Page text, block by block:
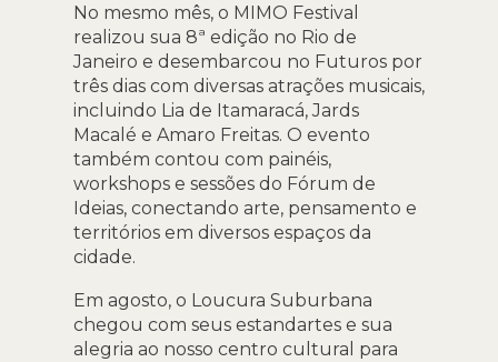
No mesmo mês, o MIMO Festival
realizou sua 8ª edição no Rio de
Janeiro e desembarcou no Futuros por
três dias com diversas atrações musicais,
incluindo Lia de Itamaracá, Jards
Macalé e Amaro Freitas. O evento
também contou com painéis,
workshops e sessões do Fórum de
Ideias, conectando arte, pensamento e
territórios em diversos espaços da
cidade.
Em agosto, o Loucura Suburbana
chegou com seus estandartes e sua
alegria ao nosso centro cultural para